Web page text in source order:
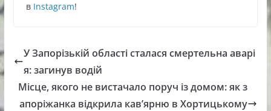
в Instagram!
У Запорізькій області сталася смертельна аварі
я: загинув водій
Місце, якого не вистачало поруч із домом: як з
апоріжанка відкрила кав’ярню в Хортицькому